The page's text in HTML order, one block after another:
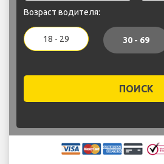
Возраст водителя:
18 - 29 30 - 69
ПОИСК